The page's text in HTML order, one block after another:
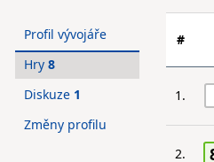
#
1.
2.
Profil vývojáře
Hry 8
Diskuze 1
Změny profilu